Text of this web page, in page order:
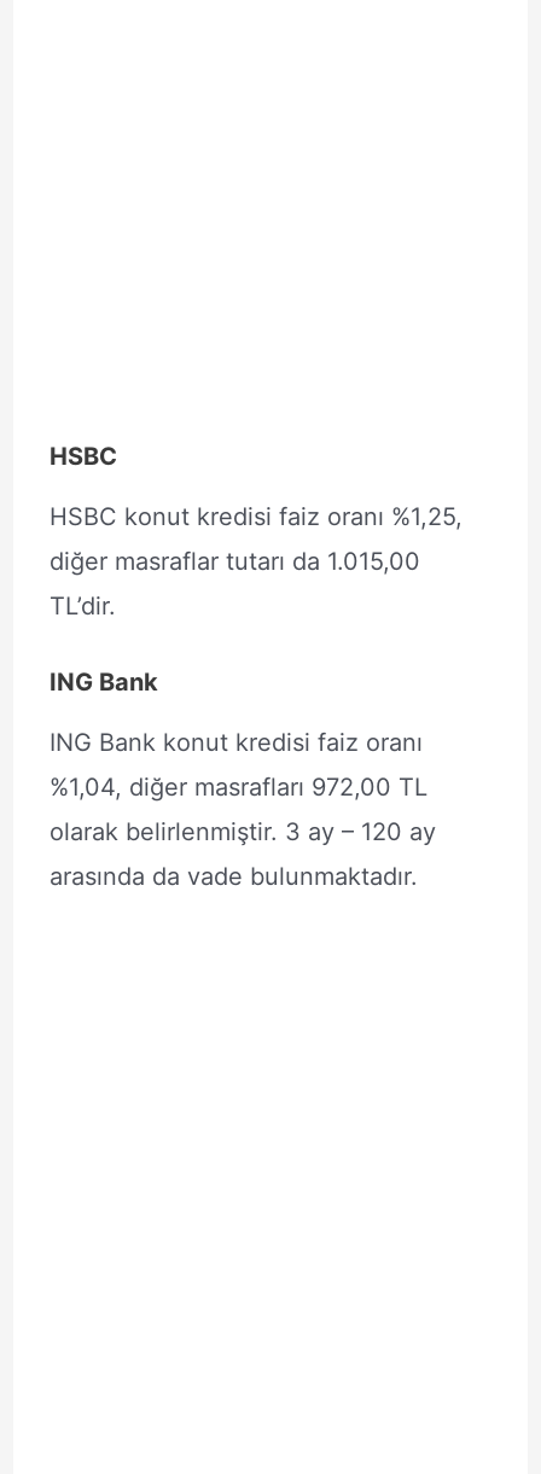
HSBC
HSBC konut kredisi faiz oranı %1,25,
diğer masraflar tutarı da 1.015,00
TL’dir.
ING Bank
ING Bank konut kredisi faiz oranı
%1,04, diğer masrafları 972,00 TL
olarak belirlenmiştir. 3 ay – 120 ay
arasında da vade bulunmaktadır.